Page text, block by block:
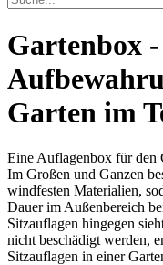
Gartenbox -
Garten im
Eine Auflagenbox für den
Im Großen und Ganzen
windfesten Materialien,
Dauer im Außenbereich
Sitzauflagen hingegen
nicht beschädigt werden,
Sitzauflagen in einer